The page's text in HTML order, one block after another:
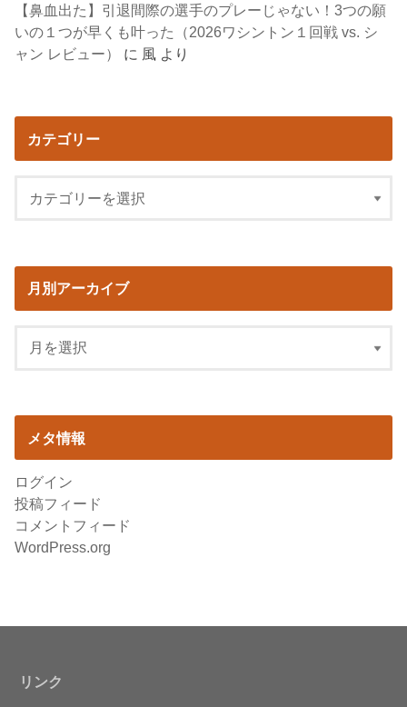
【鼻血出た】引退間際の選手のプレーじゃない！3つの願
いの１つが早くも叶った（2026ワシントン１回戦 vs. シ
ャン レビュー）
に 風 より
カテゴリー
月別アーカイブ
メタ情報
ログイン
投稿フィード
コメントフィード
WordPress.org
リンク